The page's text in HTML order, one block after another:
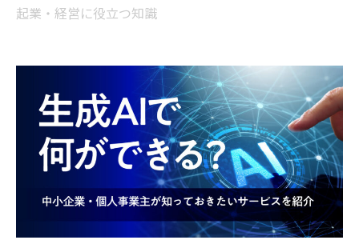
起業・経営に役立つ知識